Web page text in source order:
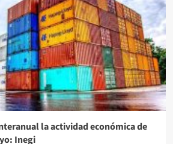
la actividad económica de
Inegi